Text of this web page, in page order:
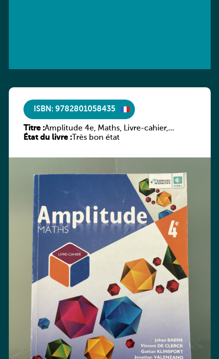
ISBN: 9782801058435
Titre :Amplitude 4e, Maths, Livre-cahier,
version luxembourgeoise
État du livre :Très bon état